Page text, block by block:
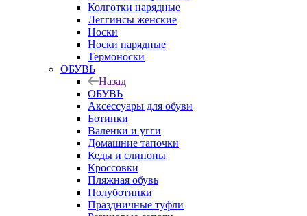
Колготки нарядные
Леггинсы женские
Носки
Носки нарядные
Термоноски
ОБУВЬ
Назад
ОБУВЬ
Аксессуары для обуви
Ботинки
Валенки и угги
Домашние тапочки
Кеды и слипоны
Кроссовки
Пляжная обувь
Полуботинки
Праздничные туфли